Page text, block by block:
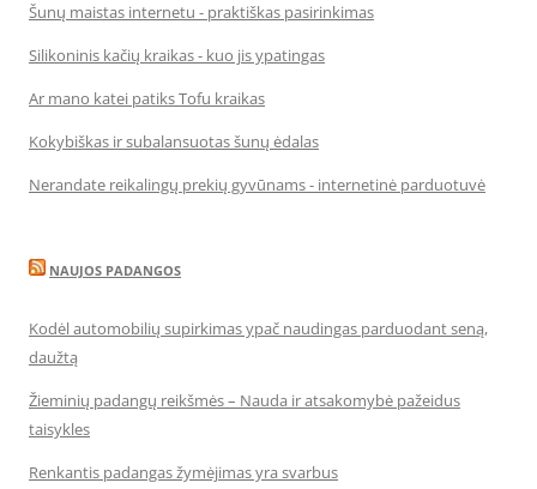
Šunų maistas internetu - praktiškas pasirinkimas
Silikoninis kačių kraikas - kuo jis ypatingas
Ar mano katei patiks Tofu kraikas
Kokybiškas ir subalansuotas šunų ėdalas
Nerandate reikalingų prekių gyvūnams - internetinė parduotuvė
NAUJOS PADANGOS
Kodėl automobilių supirkimas ypač naudingas parduodant seną,
daužtą
Žieminių padangų reikšmės – Nauda ir atsakomybė pažeidus
taisykles
Renkantis padangas žymėjimas yra svarbus